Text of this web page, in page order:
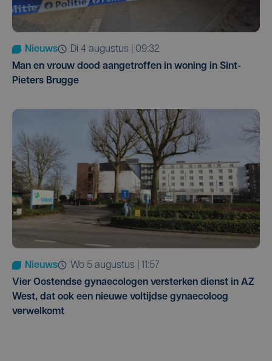
Nieuws
di 4 augustus | 09:32
Man en vrouw dood aangetroffen in woning in Sint-
Pieters Brugge
Nieuws
wo 5 augustus | 11:57
Vier Oostendse gynaecologen versterken dienst in AZ
West, dat ook een nieuwe voltijdse gynaecoloog
verwelkomt